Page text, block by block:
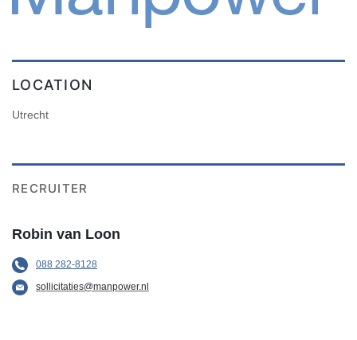
LOCATION
Utrecht
RECRUITER
Robin van Loon
088 282-8128
sollicitaties@manpower.nl